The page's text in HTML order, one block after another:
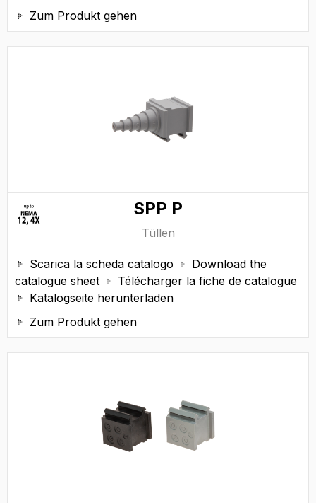
 Zum Produkt gehen
SPP P
Tüllen
 Scarica la scheda catalogo 
Download the
catalogue sheet
 Télécharger la fiche de catalogue
 Katalogseite herunterladen
 Zum Produkt gehen